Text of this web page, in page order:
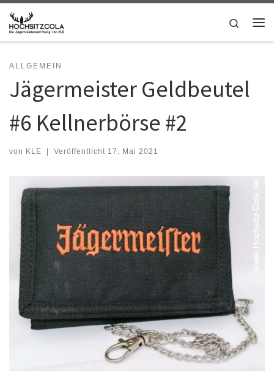
Zum Inhalt springen
Search
ALLGEMEIN
Jägermeister Geldbeutel
#6 Kellnerbörse #2
von KLE Veröffentlicht 17. Mai 2021